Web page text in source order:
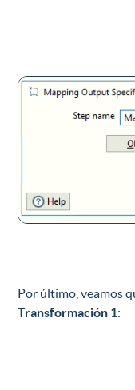
Por último, veamos
Transformación 1: